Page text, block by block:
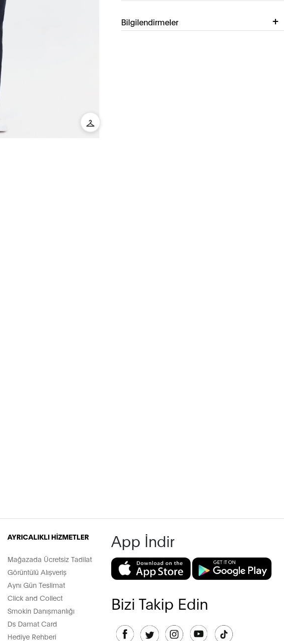
Bilgilendirmeler
AYRICALIKLI HİZMETLER
Mağazada Ücretsiz Tadilat
Görüntülü Alışveriş
Aynı Gün Teslimat
Click and Collect
Smokin Danışmanlığı
Ds Damat Card
Hediye Rehberi
App İndir
Bizi Takip Edin